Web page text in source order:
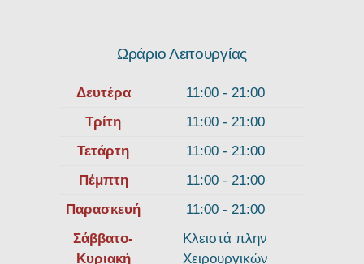
Ωράριο Λειτουργίας
Δευτέρα
11:00 - 21:00
Τρίτη
11:00 - 21:00
Τετάρτη
11:00 - 21:00
Πέμπτη
11:00 - 21:00
Παρασκευή
11:00 - 21:00
Σάββατο-
Κυριακή
Κλειστά πλην
Χειρουργικών